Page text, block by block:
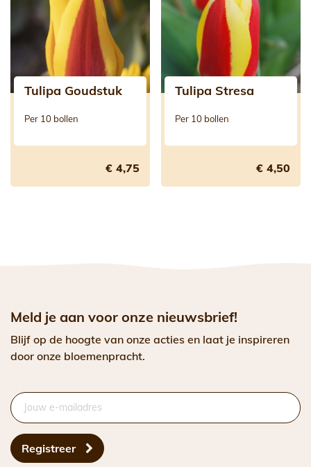
Tulipa Goudstuk
Per 10 bollen
€ 4,75
Tulipa Stresa
Per 10 bollen
€ 4,50
Meld je aan voor onze nieuwsbrief!
Blijf op de hoogte van onze acties en laat je inspireren
door onze bloemenpracht.
Registreer